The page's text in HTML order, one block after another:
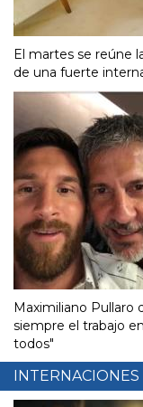
El martes se reúne
de una fuerte
Maximiliano Pullaro
siempre el trabajo
todos"
INTERNACIONES